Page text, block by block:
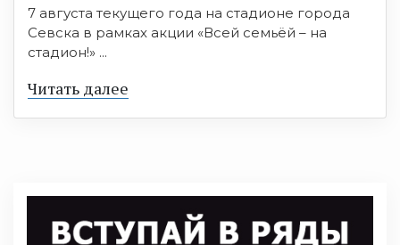
7 августа текущего года на стадионе города
Севска в рамках акции «Всей семьёй – на
стадион!» ...
Читать далее